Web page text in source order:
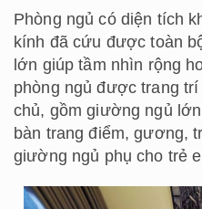
Phòng ngủ có diện tích
kính đã cứu được toàn
lớn giúp tầm nhìn rộng
phòng ngủ được trang
chủ, gồm giường ngủ
bàn trang điểm, gương,
giường ngủ phụ cho trẻ